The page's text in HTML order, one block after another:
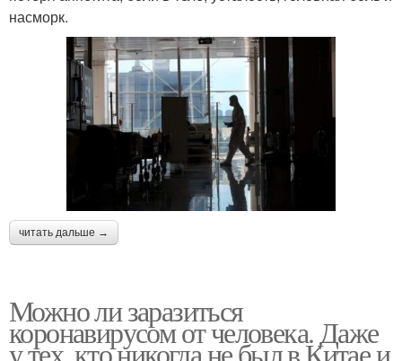
насморк.
читать дальше →
Можно ли заразиться
коронавирусом от человека. Даже
у тех, кто никогда не был в Китае и